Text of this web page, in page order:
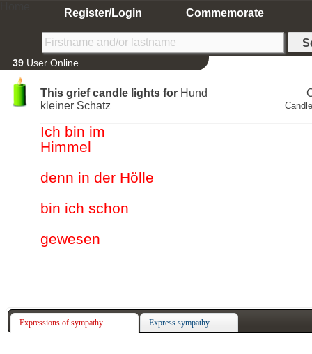
Register/Login Commemorate
39 User Online
This grief candle lights for Hund
kleiner Schatz
Ich bin im
Himmel
denn in der Hölle
bin ich schon
gewesen
Expressions of sympathy Express sympathy